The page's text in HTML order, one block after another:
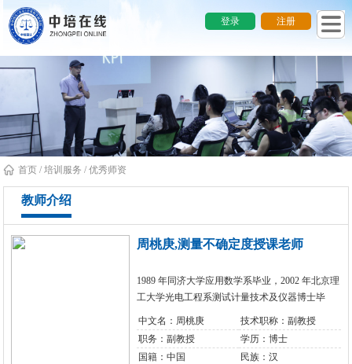
登录 注册
首页 /培训服务 / 优秀师资
教师介绍
周桃庚,测量不确定度授课老师
1989 年同济大学应用数学系毕业，2002 年北京理
工大学光电工程系测试计量技术及仪器博士毕
业，现为北京理工大学光电学院副教授。主要从
事光学测量与像质评测、误差分析与测量不确定
度评定、光电测试仪器研制等课题研究。
中文名：周桃庚
技术职称：副教授
职务：副教授
学历：博士
国籍：中国
民族：汉